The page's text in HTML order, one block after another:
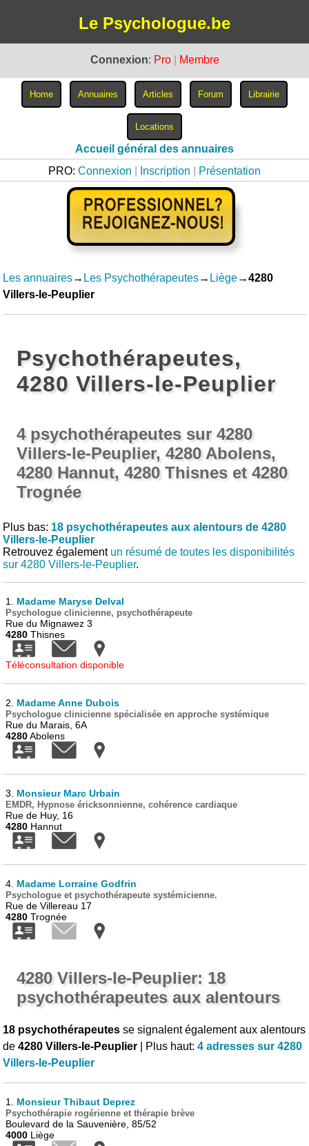
Le Psychologue.be
Connexion: Pro Membre
Accueil général des annuaires
PRO: Connexion Inscription Présentation
Les annuaires→ Les Psychothérapeutes→ Liège→4280
Villers-le-Peuplier
Psychothérapeutes,
4280 Villers-le-Peuplier
4 psychothérapeutes sur 4280
Villers-le-Peuplier, 4280 Abolens,
4280 Hannut, 4280 Thisnes et 4280
Trognée
Plus bas: 18 psychothérapeutes aux alentours de 4280
Villers-le-Peuplier
Retrouvez également un résumé de toutes les disponibilités
sur 4280 Villers-le-Peuplier.
1. Madame Maryse Delval
Psychologue clinicienne, psychothérapeute
Rue du Mignawez 3
4280 Thisnes
Téléconsultation disponible
2. Madame Anne Dubois
Psychologue clinicienne spécialisée en approche systémique
Rue du Marais, 6A
4280Abolens
3. Monsieur Marc Urbain
EMDR, Hypnose éricksonnienne, cohérence cardiaque
Rue de Huy, 16
4280 Hannut
4. Madame Lorraine Godfrin
Psychologue et psychothérapeute systémicienne.
Rue de Villereau 17
4280 Trognée
4280 Villers-le-Peuplier: 18
psychothérapeutes aux alentours
18 psychothérapeutes se signalent également aux alentours
de4280 Villers-le-Peuplier | Plus haut:4 adresses sur 4280
Villers-le-Peuplier
1. Monsieur Thibaut Deprez
Psychothérapie rogérienne et thérapie brève
Boulevard de la Sauvenière, 85/52
4000 Liège